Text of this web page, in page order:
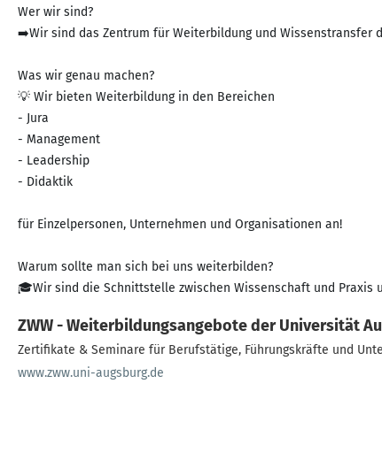
Wer wir sind?
➡️Wir sind das Zentrum für Weiterbildung und Wissenstransfer
Was wir genau machen?
💡 Wir bieten Weiterbildung in den Bereichen
- Jura
- Management
- Leadership
- Didaktik
für Einzelpersonen, Unternehmen und Organisationen an!
Warum sollte man sich bei uns weiterbilden?
🎓Wir sind die Schnittstelle zwischen Wissenschaft und Praxis
ZWW - Weiterbildungsangebote der Universität
Zertifikate & Seminare für Berufstätige, Führungskräfte und
www.zww.uni-augsburg.de